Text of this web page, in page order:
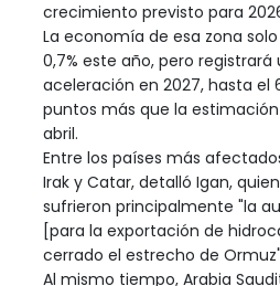
crecimiento previsto para
La economía de esa zona
0,7% este año, pero
aceleración en 2027, hasta el
puntos más que la
abril.
Entre los países más
Irak y Catar, detalló Igan,
sufrieron principalmente "la
[para la exportación de
cerrado el estrecho de
Al mismo tiempo, Arabia